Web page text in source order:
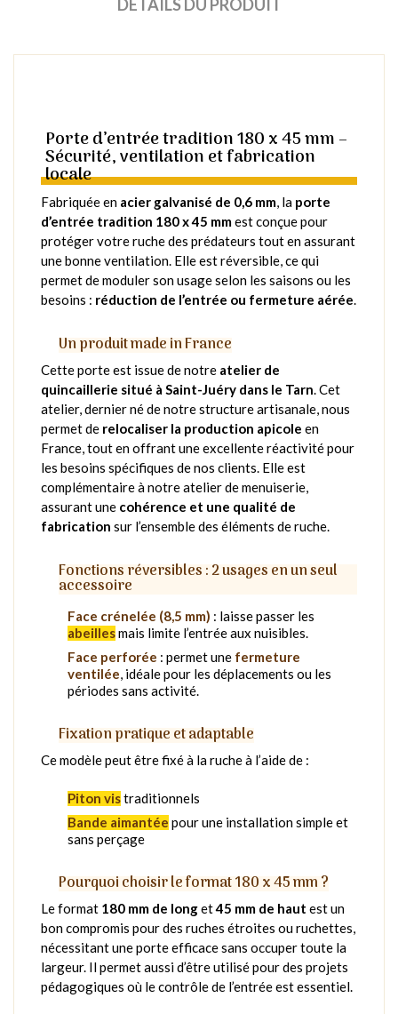
DÉTAILS DU PRODUIT
Porte d’entrée tradition 180 x 45 mm –
Sécurité, ventilation et fabrication
locale
Fabriquée en acier galvanisé de 0,6 mm, la porte
d’entrée tradition 180 x 45 mmest conçue pour
protéger votre ruche des prédateurs tout en assurant
une bonne ventilation. Elle est réversible, ce qui
permet de moduler son usage selon les saisons ou les
besoins : réduction de l’entrée ou fermeture aérée.
Un produit made in France
Cette porte est issue de notre atelier de
quincaillerie situé à Saint-Juéry dans le Tarn. Cet
atelier, dernier né de notre structure artisanale, nous
permet de relocaliser la production apicole en
France, tout en offrant une excellente réactivité pour
les besoins spécifiques de nos clients. Elle est
complémentaire à notre atelier de menuiserie,
assurant une cohérence et une qualité de
fabrication sur l’ensemble des éléments de ruche.
Fonctions réversibles : 2 usages en un seul
accessoire
Face crénelée (8,5 mm) : laisse passer les
abeillesmais limite l’entrée aux nuisibles.
Face perforée : permet une fermeture
ventilée, idéale pour les déplacements ou les
périodes sans activité.
Fixation pratique et adaptable
Ce modèle peut être fixé à la ruche à l’aide de :
Piton vistraditionnels
Bande aimantée pour une installation simple et
sans perçage
Pourquoi choisir le format 180 x 45 mm ?
Le format 180 mm de longet45 mm de haut est un
bon compromis pour des ruches étroites ou ruchettes,
nécessitant une porte efficace sans occuper toute la
largeur. Il permet aussi d’être utilisé pour des projets
pédagogiques où le contrôle de l’entrée est essentiel.